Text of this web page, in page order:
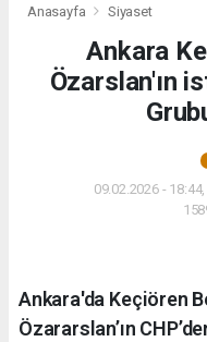
Anasayfa Siyaset
Ankara
Özarslan'ın
09.02.2026 -
Ankara'da Keçiören
Özararslan’ın